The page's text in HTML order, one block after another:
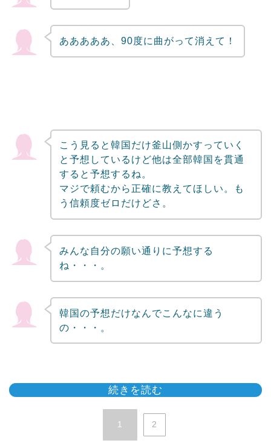
あああああ、90度に曲がって消えて！
こう見ると韓国だけ釜山側かすっていく
と予想しているけど他は全部韓国を貫通
すると予想するね。
マジで頼むから正確に教えてほしい。も
う信頼度ゼロだけどさ。
みんな自分の願い通りに予想する
ね・・・。
韓国の予想だけなんでこんなに違う
の・・・。
続きを読む
1 2